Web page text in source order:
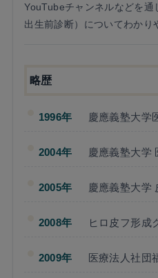
YouTubeチャンネルなどを
出生前診断）についてわかり
略歴
1996年 慶應義塾大学
2004年 慶應義塾大学
2005年 慶應義塾大学
2008年 ヒロ皮フ形成
2009年 医療法人社団